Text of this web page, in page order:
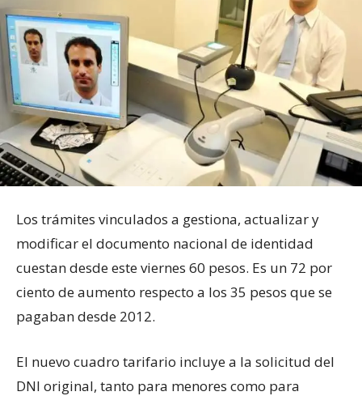
Los trámites vinculados a gestiona, actualizar y
modificar el documento nacional de identidad
cuestan desde este viernes 60 pesos. Es un 72 por
ciento de aumento respecto a los 35 pesos que se
pagaban desde 2012.
El nuevo cuadro tarifario incluye a la solicitud del
DNI original, tanto para menores como para